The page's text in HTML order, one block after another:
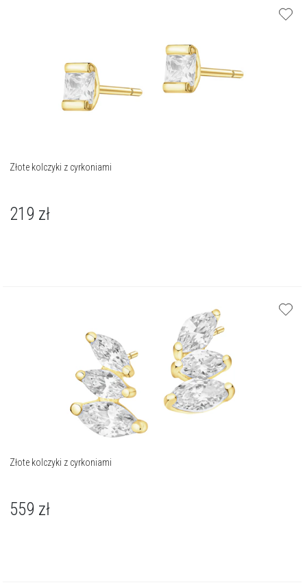
Złote kolczyki z cyrkoniami
219 zł
Złote kolczyki z cyrkoniami
559 zł